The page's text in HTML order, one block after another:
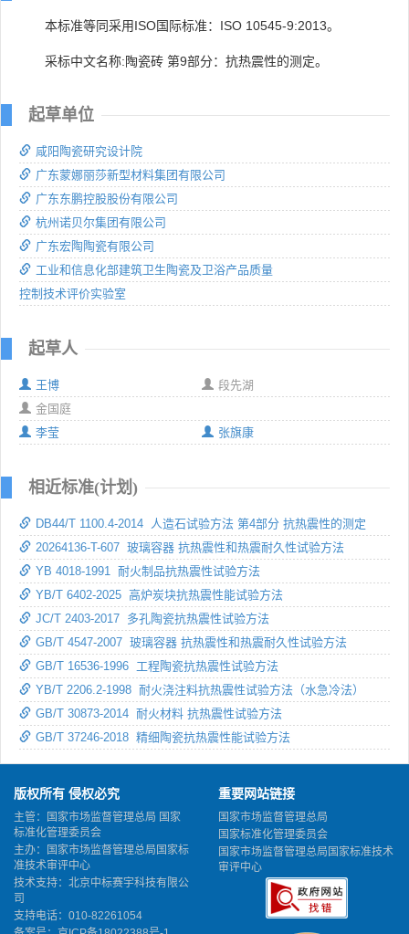
本标准等同采用ISO国际标准：ISO 10545-9:2013。
采标中文名称:陶瓷砖 第9部分：抗热震性的测定。
起草单位
咸阳陶瓷研究设计院
广东蒙娜丽莎新型材料集团有限公司
广东东鹏控股股份有限公司
杭州诺贝尔集团有限公司
广东宏陶陶瓷有限公司
工业和信息化部建筑卫生陶瓷及卫浴产品质量
控制技术评价实验室
起草人
王博
段先湖
金国庭
李莹
张旗康
相近标准(计划)
DB44/T 1100.4-2014 人造石试验方法 第4部分 抗热震性的测定
20264136-T-607 玻璃容器 抗热震性和热震耐久性试验方法
YB 4018-1991 耐火制品抗热震性试验方法
YB/T 6402-2025 高炉炭块抗热震性能试验方法
JC/T 2403-2017 多孔陶瓷抗热震性试验方法
GB/T 4547-2007 玻璃容器 抗热震性和热震耐久性试验方法
GB/T 16536-1996 工程陶瓷抗热震性试验方法
YB/T 2206.2-1998 耐火浇注料抗热震性试验方法（水急冷法）
GB/T 30873-2014 耐火材料 抗热震性试验方法
GB/T 37246-2018 精细陶瓷抗热震性能试验方法
版权所有 侵权必究
主管：国家市场监督管理总局 国家
标准化管理委员会
主办：国家市场监督管理总局国家标
准技术审评中心
技术支持：北京中标赛宇科技有限公
司
支持电话：010-82261054
重要网站链接
国家市场监督管理总局
国家标准化管理委员会
国家市场监督管理总局国家标准技术
审评中心